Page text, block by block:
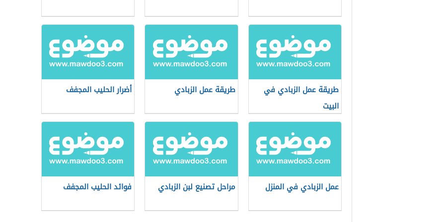
طريقة عمل الزبادي في
البيت
طريقة عمل الزبادي أضرار الحليب المجفف
عمل الزبادي في المنزل مراحل تصنيع لبن الزبادي فوائد الحليب المجفف